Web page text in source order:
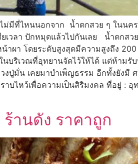
มีที่ไหนนอกจาก น้ำตกสวย ๆ ในนค
ยเวลา ปักหมุดแล้วไปกันเลย น้ำตก
า โดยระดับสูงสุดมีความสูงถึง
บริเวณที่อุทยานจัดไว้ให้ได้ แต่ห้ามรั
มั่น เคยมาบำเพ็ญธรรม อีกทั้งยังมี ศ
ไหว้เพื่อความเป็นสิริมงคล ที่อยู่ : อุ
านดัง ราคาถูก